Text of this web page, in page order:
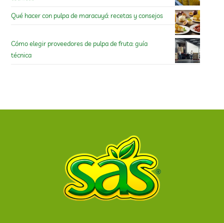
Qué hacer con pulpa de maracuyá: recetas y consejos
Cómo elegir proveedores de pulpa de fruta: guía
técnica